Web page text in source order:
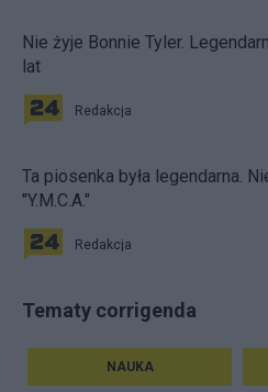
Nie żyje Bonnie Tyler.
lat
Redakcja
Ta piosenka była legendarna.
"Y.M.C.A."
Redakcja
Tematy corrigenda
NAUKA